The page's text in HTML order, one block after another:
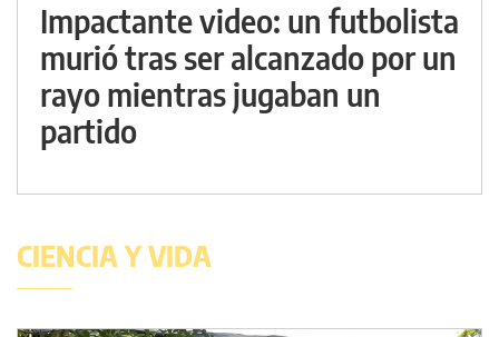
Impactante video: un futbolista
murió tras ser alcanzado por un
rayo mientras jugaban un
partido
CIENCIA Y VIDA